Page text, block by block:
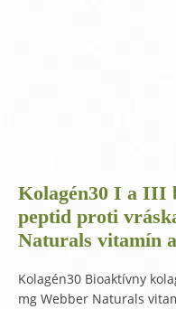
Kolagén30 I a III
peptid proti
Naturals vitamín
Kolagén30 Bioaktívny
mg Webber Naturals